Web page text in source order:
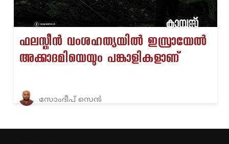
ഫലസ്തീൻ വംശഹത്യയിൽ ഇസ്രായേൽ
അക്കാദമിയെയും പങ്കാളികളാണ്
സോംദീപ് സെൻ